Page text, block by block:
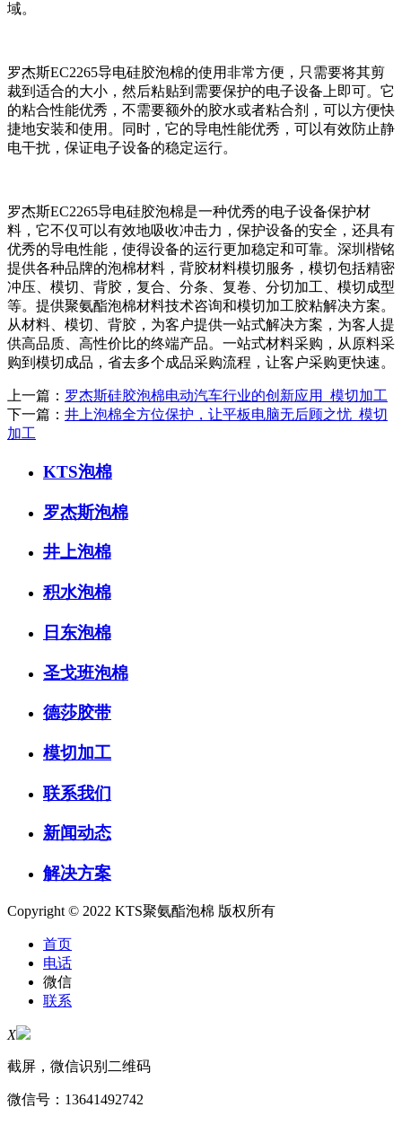
域。
罗杰斯EC2265导电硅胶泡棉的使用非常方便，只需要将其剪
裁到适合的大小，然后粘贴到需要保护的电子设备上即可。它
的粘合性能优秀，不需要额外的胶水或者粘合剂，可以方便快
捷地安装和使用。同时，它的导电性能优秀，可以有效防止静
电干扰，保证电子设备的稳定运行。
罗杰斯EC2265导电硅胶泡棉是一种优秀的电子设备保护材
料，它不仅可以有效地吸收冲击力，保护设备的安全，还具有
优秀的导电性能，使得设备的运行更加稳定和可靠。深圳楷铭
提供各种品牌的泡棉材料，背胶材料模切服务，模切包括精密
冲压、模切、背胶，复合、分条、复卷、分切加工、模切成型
等。提供聚氨酯泡棉材料技术咨询和模切加工胶粘解决方案。
从材料、模切、背胶，为客户提供一站式解决方案，为客人提
供高品质、高性价比的终端产品。一站式材料采购，从原料采
购到模切成品，省去多个成品采购流程，让客户采购更快速。
上一篇： 罗杰斯硅胶泡棉电动汽车行业的创新应用_模切加工
下一篇： 井上泡棉全方位保护，让平板电脑无后顾之忧_模切
加工
KTS泡棉
罗杰斯泡棉
井上泡棉
积水泡棉
日东泡棉
圣戈班泡棉
德莎胶带
模切加工
联系我们
新闻动态
解决方案
Copyright © 2022 KTS聚氨酯泡棉 版权所有
首页
电话
微信
联系
X
截屏，微信识别二维码
微信号： 13641492742